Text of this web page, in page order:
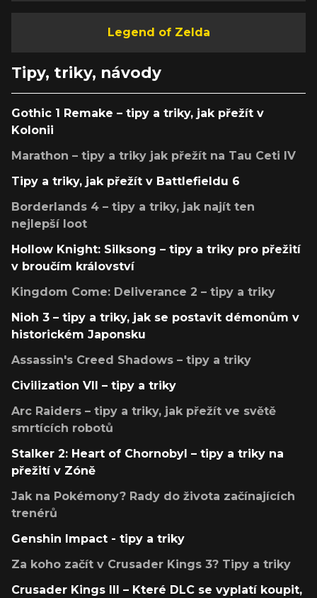
Legend of Zelda
Tipy, triky, návody
Gothic 1 Remake – tipy a triky, jak přežít v
Kolonii
Marathon – tipy a triky jak přežít na Tau Ceti IV
Tipy a triky, jak přežít v Battlefieldu 6
Borderlands 4 – tipy a triky, jak najít ten
nejlepší loot
Hollow Knight: Silksong – tipy a triky pro přežití
v broučím království
Kingdom Come: Deliverance 2 – tipy a triky
Nioh 3 – tipy a triky, jak se postavit démonům v
historickém Japonsku
Assassin's Creed Shadows – tipy a triky
Civilization VII – tipy a triky
Arc Raiders – tipy a triky, jak přežít ve světě
smrtících robotů
Stalker 2: Heart of Chornobyl – tipy a triky na
přežití v Zóně
Jak na Pokémony? Rady do života začínajících
trenérů
Genshin Impact - tipy a triky
Za koho začít v Crusader Kings 3? Tipy a triky
Crusader Kings III – Které DLC se vyplatí koupit,